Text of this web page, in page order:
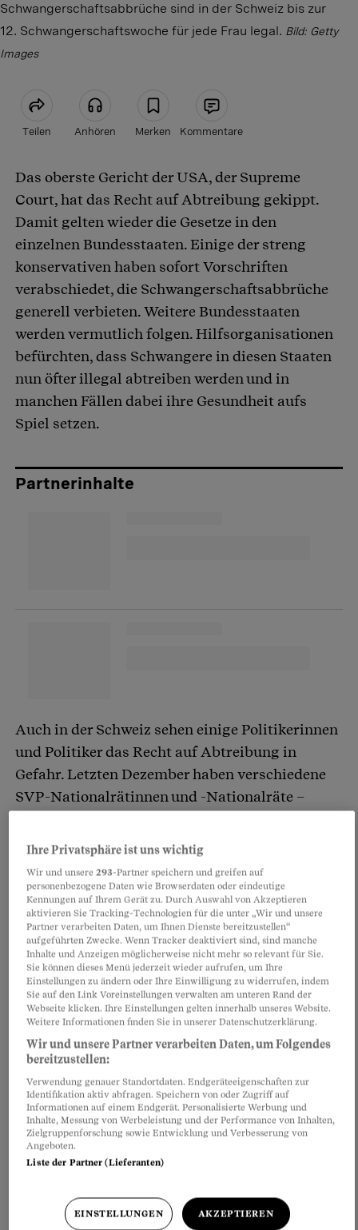
Schwangerschaftsabbrüche sind in der Schweiz bis zur
12. Schwangerschaftswoche für jede Frau legal. Bild: Getty
Images
Teilen Anhören Merken Kommentare
Artikel teilen
Das oberste Gericht der USA, der Supreme
Court, hat das Recht auf Abtreibung gekippt.
Damit gelten wieder die Gesetze in den
einzelnen Bundesstaaten. Einige der streng
konservativen haben sofort Vorschriften
verabschiedet, die Schwangerschaftsabbrüche
generell verbieten. Weitere Bundesstaaten
werden vermutlich folgen. Hilfsorganisationen
befürchten, dass Schwangere in diesen Staaten
nun öfter illegal abtreiben werden und in
manchen Fällen dabei ihre Gesundheit aufs
Spiel setzen.
Partnerinhalte
Auch in der Schweiz sehen einige Politikerinnen
und Politiker das Recht auf Abtreibung in
Gefahr. Letzten Dezember haben verschiedene
SVP-Nationalrätinnen und -Nationalräte –
Estermann – zwei Initiativen lanciert, die eine
Einschränkung des Abtreibungsrechts
vorsehen.Die erstewill einen Tag Bedenkzeit
vor jedem Schwangerschaftsabbruch einführen.
Die zweitehat zum Ziel, ungeborenen Babys ein
Recht auf Leben zuzugestehen, wenn sie
ausserhalb des Mutterleibs überleben und
atmen könnten. Sie richtet sich gegen die Praxis
der Spätabtreibungen. Die statistische Grenze
für die Lebensfähigkeit des Kindes nach einer
Frühgeburt liegt zwischen der 23. und
25. Schwangerschaftswoche, sofern es
intensivmedizinisch gepflegt wird.
Ihre Privatsphäre ist uns wichtig
Wir und unsere293-Partner speichern und greifen auf
personenbezogene Daten wie Browserdaten oder eindeutige
Kennungen auf Ihrem Gerät zu. Durch Auswahl von Akzeptieren
aktivieren Sie Tracking-Technologien für die unter „Wir und unsere
Partner verarbeiten Daten, um Ihnen Dienste bereitzustellen“
aufgeführten Zwecke. Wenn Tracker deaktiviert sind, sind manche
Inhalte und Anzeigen möglicherweise nicht mehr so relevant für Sie.
Sie können dieses Menü jederzeit wieder aufrufen, um Ihre
Einstellungen zu ändern oder Ihre Einwilligung zu widerrufen, indem
Sie auf den Link Voreinstellungen verwalten am unteren Rand der
Webseite klicken. Ihre Einstellungen gelten innerhalb unseres Website.
Weitere Informationen finden Sie in unserer Datenschutzerklärung.
Wir und unsere Partner verarbeiten Daten, um Folgendes
bereitzustellen:
Verwendung genauer Standortdaten. Endgeräteeigenschaften zur
Identifikation aktiv abfragen. Speichern von oder Zugriff auf
Informationen auf einem Endgerät. Personalisierte Werbung und
Inhalte, Messung von Werbeleistung und der Performance von Inhalten,
Zielgruppenforschung sowie Entwicklung und Verbesserung von
Angeboten.
Liste der Partner (Lieferanten)
EINSTELLUNGEN AKZEPTIEREN